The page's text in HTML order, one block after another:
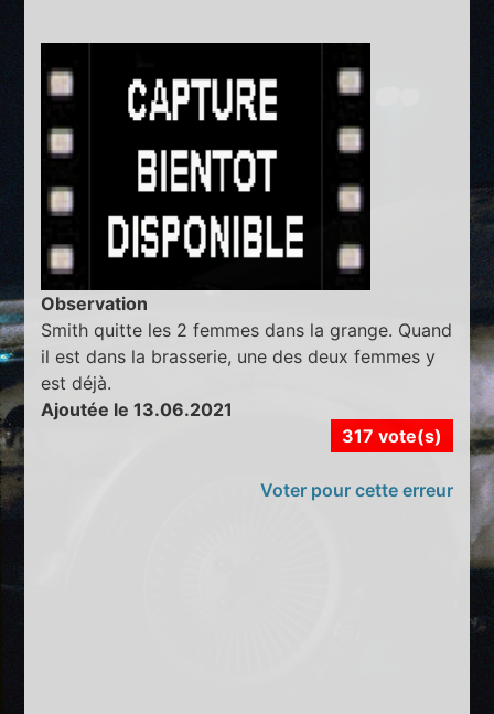
Observation
Smith quitte les 2 femmes dans la grange. Quand
il est dans la brasserie, une des deux femmes y
est déjà.
Ajoutée le 13.06.2021
317 vote(s)
Voter pour cette erreur